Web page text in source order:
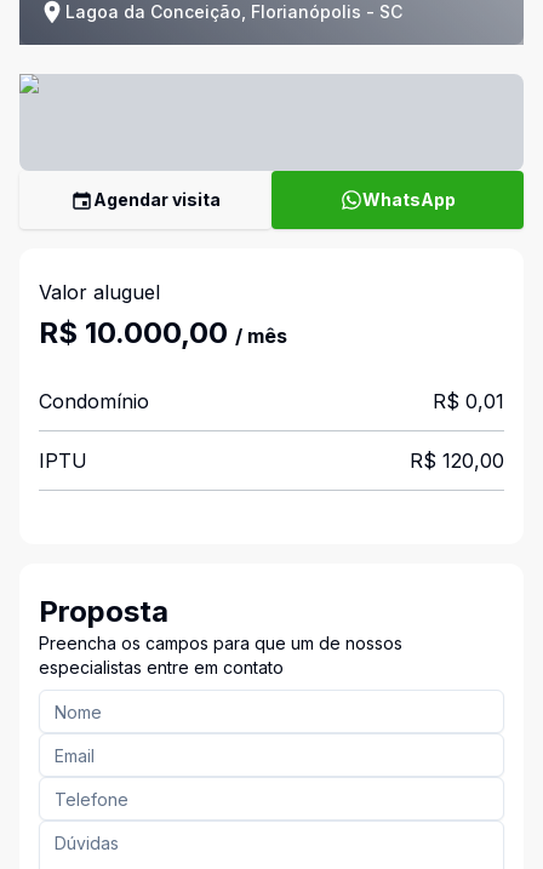
Lagoa da Conceição, Florianópolis - SC
Agendar visita WhatsApp
Valor aluguel
R$ 10.000,00 / mês
Condomínio R$ 0,01
IPTU R$ 120,00
Proposta
Preencha os campos para que um de nossos
especialistas entre em contato